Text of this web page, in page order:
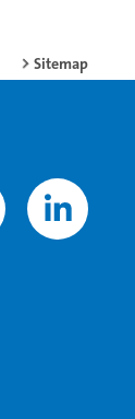
Sitemap